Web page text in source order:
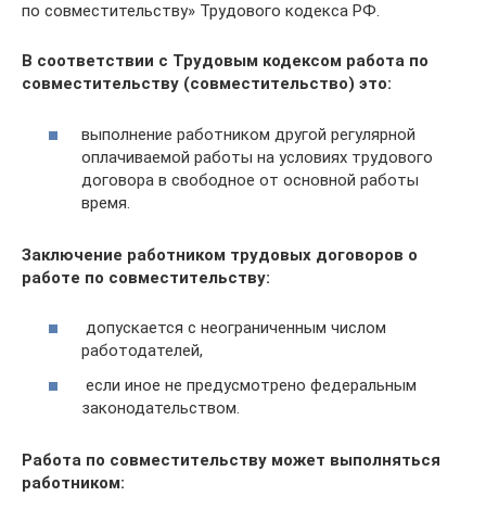
по совместительству» Трудового кодекса РФ.
В соответствии с Трудовым кодексом работа по
совместительству (совместительство) это:
выполнение работником другой регулярной
оплачиваемой работы на условиях трудового
договора в свободное от основной работы
время.
Заключение работником трудовых договоров о
работе по совместительству:
допускается с неограниченным числом
работодателей,
если иное не предусмотрено федеральным
законодательством.
Работа по совместительству может выполняться
работником: